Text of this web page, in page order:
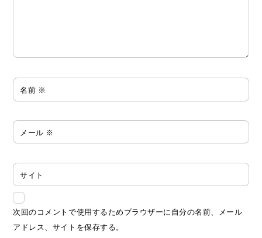
名前 ※
メール ※
サイト
次回のコメントで使用するためブラウザーに自分の名前、メール
アドレス、サイトを保存する。